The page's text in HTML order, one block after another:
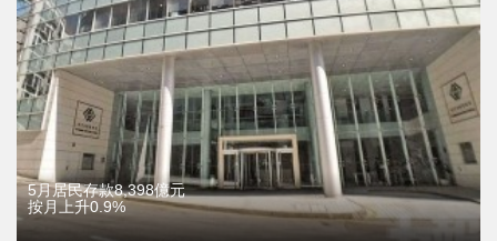
5月居民存款8,398億元
按月上升0.9%